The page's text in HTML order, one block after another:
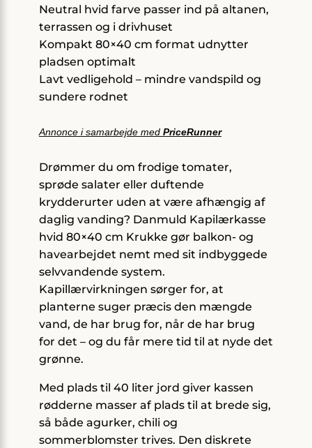
Neutral hvid farve passer ind på altanen,
terrassen og i drivhuset
Kompakt 80×40 cm format udnytter
pladsen optimalt
Lavt vedligehold – mindre vandspild og
sundere rodnet
Annonce i samarbejde med PriceRunner
Drømmer du om frodige tomater,
sprøde salater eller duftende
krydderurter uden at være afhængig af
daglig vanding? Danmuld Kapilærkasse
hvid 80×40 cm Krukke gør balkon- og
havearbejdet nemt med sit indbyggede
selvvandende system.
Kapillærvirkningen sørger for, at
planterne suger præcis den mængde
vand, de har brug for, når de har brug
for det – og du får mere tid til at nyde det
grønne.
Med plads til 40 liter jord giver kassen
rødderne masser af plads til at brede sig,
så både agurker, chili og
sommerblomster trives. Den diskrete